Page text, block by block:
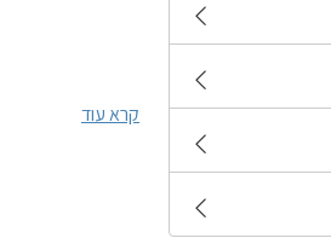
קרא עוד